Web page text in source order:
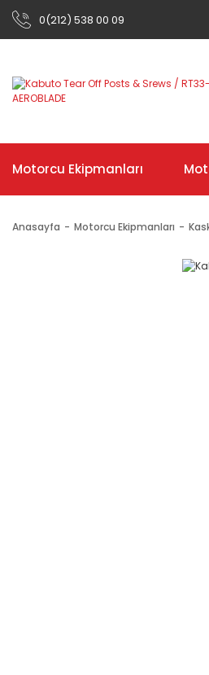
0(212) 538 00 09
Motorcu Ekipmanları
Anasayfa Motorcu Ekipmanları